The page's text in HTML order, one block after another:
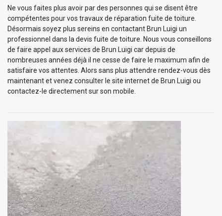
Ne vous faites plus avoir par des personnes qui se disent être
compétentes pour vos travaux de réparation fuite de toiture.
Désormais soyez plus sereins en contactant Brun Luigi un
professionnel dans la devis fuite de toiture. Nous vous conseillons
de faire appel aux services de Brun Luigi car depuis de
nombreuses années déjà il ne cesse de faire le maximum afin de
satisfaire vos attentes. Alors sans plus attendre rendez-vous dès
maintenant et venez consulter le site internet de Brun Luigi ou
contactez-le directement sur son mobile.